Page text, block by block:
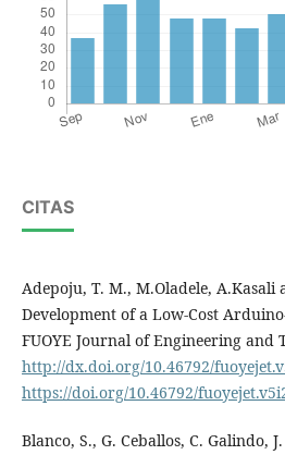
CITAS
Adepoju, T. M., M.Oladele, A.Kasali
Development of a Low-Cost
FUOYE Journal of Engineering and
http://dx.doi.org/10.46792/
https://doi.org/10.46792/
Blanco, S., G. Ceballos, C. Galindo,